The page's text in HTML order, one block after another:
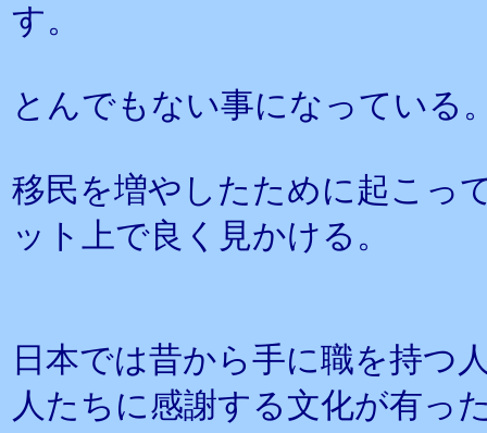
す。
とんでもない事になっている
移民を増やしたために起こっ
ット上で良く見かける。
日本では昔から手に職を持つ
人たちに感謝する文化が有っ